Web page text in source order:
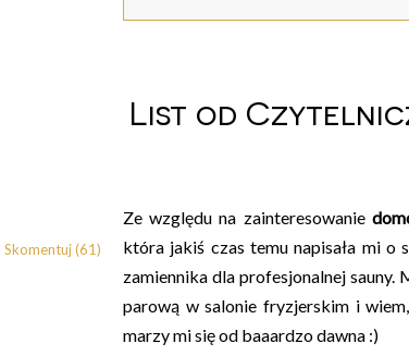
List od
Ze względu na zainteresowanie
która jakiś czas temu napisała mi o
zamiennika dla profesjonalnej sauny.
parową w salonie fryzjerskim i
marzy mi się od baaardzo dawna :)
Skomentuj (61)